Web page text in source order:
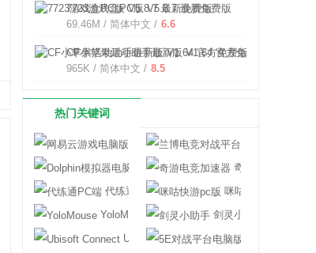
7723游戏盒PC版 V5.8.7 最新免费版
69.46M / 简体中文 / 6.6
CF小苹果活动助手最新版 V1.64 官方免费版
965K / 简体中文 / 8.5
热门关键词
网易云游戏电脑版
Dolphin模拟器电脑版 奇游电竞加速器
代练通PC端
咪咕快游pc版
YoloMouse
剑灵小助手
Ubisoft Connect